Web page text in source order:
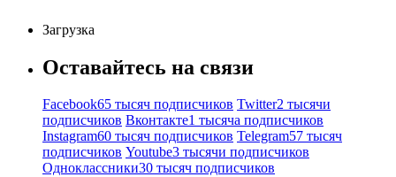
Загрузка
Оставайтесь на связи
Facebook65 тысяч подписчиков Twitter2 тысячи
подписчиков Вконтакте1 тысяча подписчиков
Instagram60 тысяч подписчиков Telegram57 тысяч
подписчиков Youtube3 тысячи подписчиков
Одноклассники30 тысяч подписчиков